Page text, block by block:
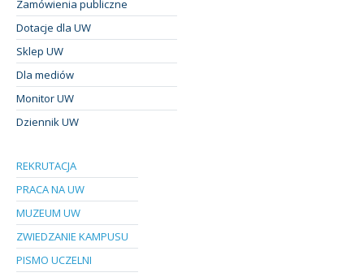
Zamówienia publiczne
Dotacje dla UW
Sklep UW
Dla mediów
Monitor UW
Dziennik UW
REKRUTACJA
PRACA NA UW
MUZEUM UW
ZWIEDZANIE KAMPUSU
PISMO UCZELNI